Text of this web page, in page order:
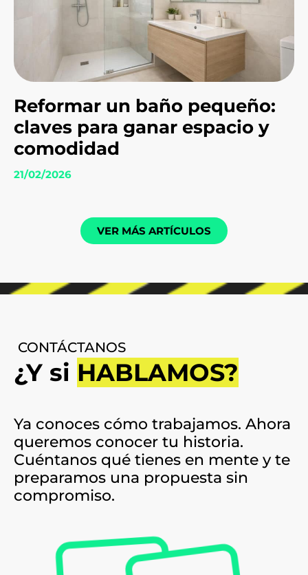
Reformar un baño pequeño:
claves para ganar espacio y
comodidad
21/02/2026
VER MÁS ARTÍCULOS
CONTÁCTANOS
¿Y si HABLAMOS?
Ya conoces cómo trabajamos. Ahora
queremos conocer tu historia.
Cuéntanos qué tienes en mente y te
preparamos una propuesta sin
compromiso.